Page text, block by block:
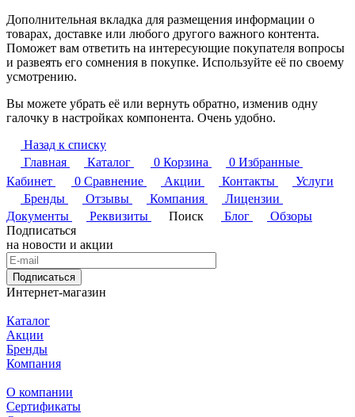
Дополнительная вкладка для размещения информации о
товарах, доставке или любого другого важного контента.
Поможет вам ответить на интересующие покупателя вопросы
и развеять его сомнения в покупке. Используйте её по своему
усмотрению.
Вы можете убрать её или вернуть обратно, изменив одну
галочку в настройках компонента. Очень удобно.
Назад к списку
Главная
Каталог 0 Корзина 0 Избранные
Кабинет
0 Сравнение Акции Контакты
Услуги
Бренды
Отзывы Компания
Лицензии
Документы
Реквизиты Поиск Блог
Обзоры
Подписаться
на новости и акции
Подписаться
Интернет-магазин
Каталог
Акции
Бренды
Компания
О компании
Сертификаты